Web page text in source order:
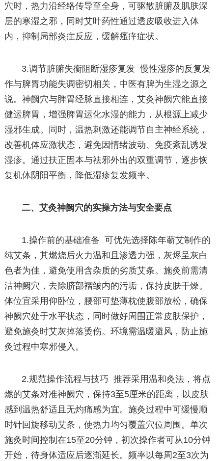
穴时，热力沿经络传导至全身，可驱散脏腑及肌肤深
层的寒湿之邪，同时艾叶药性通过透皮吸收进入体
内，抑制局部炎症反应，缓解瘙痒症状。
3.调节脏腑失衡阻断湿疹复发 慢性湿疹的反复发
作与脾胃功能失调密切相关，中医有脾为生湿之源之
说。神阙穴与脾胃经脉直接相连，艾灸神阙穴能直接
健运脾胃，增强脾胃运化水湿的能力，从根源上减少
湿邪生成。同时，温热刺激还能调节自主神经系统，
改善机体应激状态，避免因情绪波动、免疫紊乱诱发
湿疹。通过扶正固本与祛邪外出的双重调节，逐步恢
复机体阴阳平衡，降低湿疹复发频率。
二、艾灸神阙穴的实操方法与安全要点
1.操作前的基础准备 可优先选择陈年蕲艾制作的
纯艾条，其燃烧后火力温和且渗透力强，灰烬呈灰白
色者为佳，避免使用含杂质的劣质艾条。施灸前需清
洁神阙穴，去除脐部褶皱内的污垢，保持皮肤干燥。
体位宜采用仰卧位，腰部可垫薄枕使腹部放松，确保
神阙穴处于水平状态，同时做好周围正常皮肤保护，
避免施灸时艾灰掉落烫伤。环境需温暖避风，防止施
灸过程中寒邪侵入。
2.规范操作流程与技巧 推荐采用温和灸法，将点
燃的艾条对准神阙穴，保持3至5厘米的距离，以皮肤
感到温热舒适且无灼痛感为宜。施灸过程中可缓慢顺
时针回旋移动艾条，使热力均匀覆盖穴位周围。单次
施灸时间控制在15至20分钟，初次操作者可从10分钟
开始，待身体适应后逐渐延长。频率以每周2至3次为